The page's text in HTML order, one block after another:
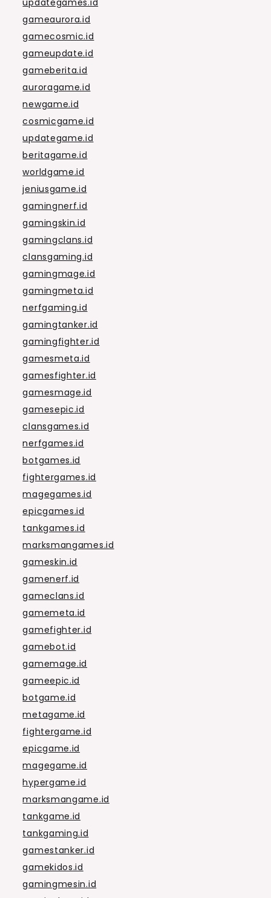
gameaurora.id
gamecosmic.id
gameupdate.id
gameberita.id
auroragame.id
newgame.id
cosmicgame.id
updategame.id
beritagame.id
worldgame.id
jeniusgame.id
gamingnerf.id
gamingskin.id
gamingclans.id
clansgaming.id
gamingmage.id
gamingmeta.id
nerfgaming.id
gamingtanker.id
gamingfighter.id
gamesmeta.id
gamesfighter.id
gamesmage.id
gamesepic.id
clansgames.id
nerfgames.id
botgames.id
fightergames.id
magegames.id
epicgames.id
tankgames.id
marksmangames.id
gameskin.id
gamenerf.id
gameclans.id
gamemeta.id
gamefighter.id
gamebot.id
gamemage.id
gameepic.id
botgame.id
metagame.id
fightergame.id
epicgame.id
magegame.id
hypergame.id
marksmangame.id
tankgame.id
tankgaming.id
gamestanker.id
gamekidos.id
gamingmesin.id